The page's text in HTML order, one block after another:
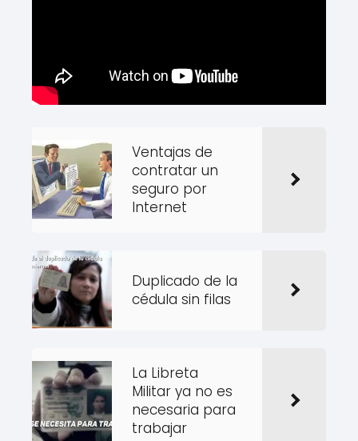
Ventajas de
contratar un
seguro por
Internet
Duplicado de la
cédula sin filas
La Libreta
Militar ya no es
necesaria para
trabajar